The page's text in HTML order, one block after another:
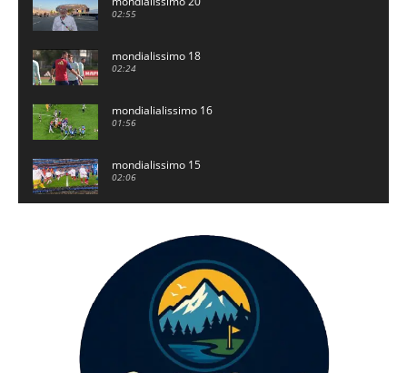
02:55
mondialissimo 18
02:24
mondialialissimo 16
01:56
mondialissimo 15
02:06
mondialissimo 12
mondialissimo 11 luglio